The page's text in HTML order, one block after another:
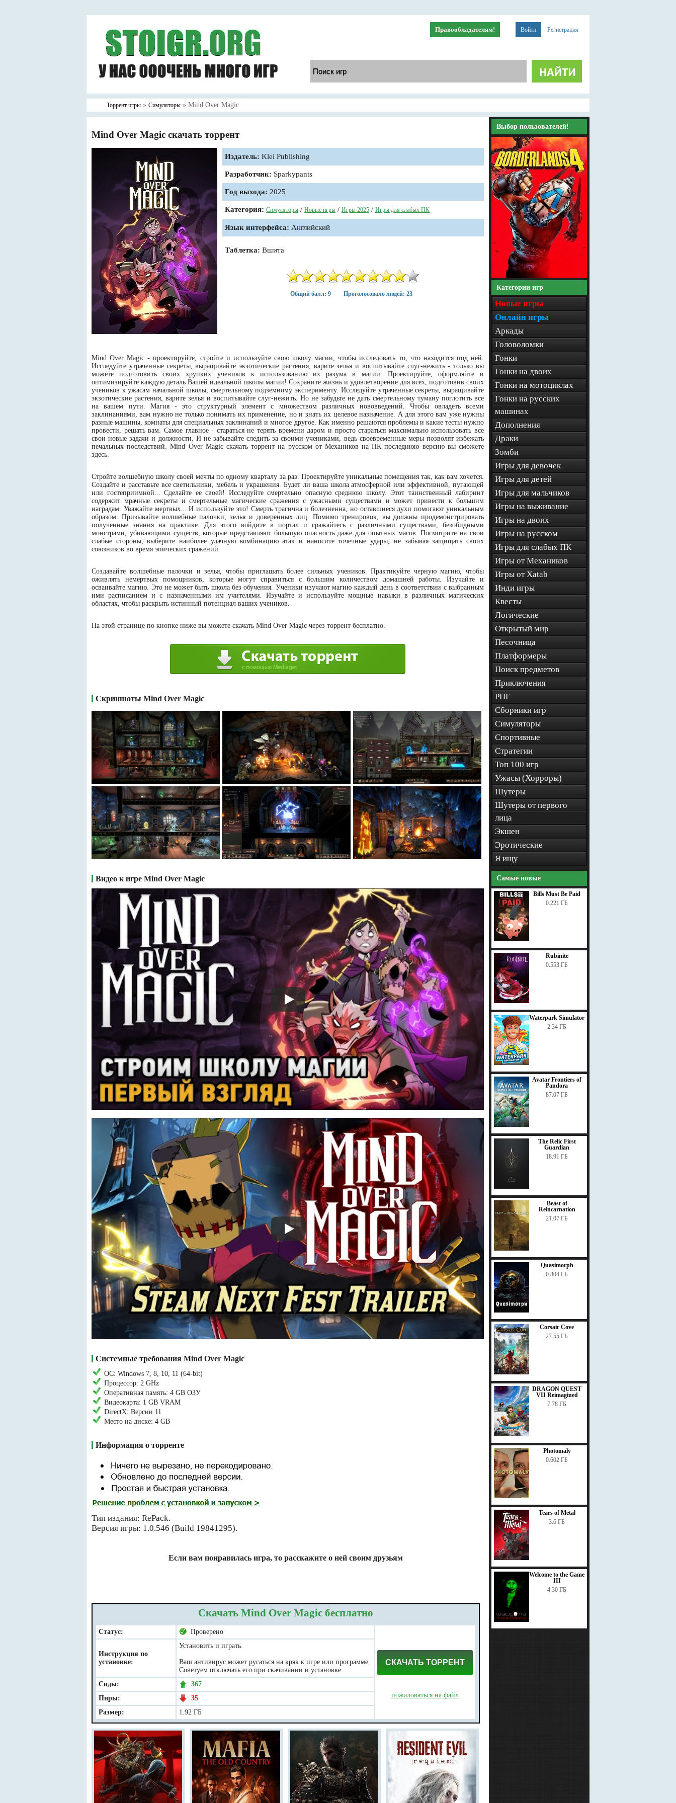
Войти Регистрация
Правообладателям!
Торрент игры » Симуляторы » Mind Over Magic
Mind Over Magic скачать торрент
Издатель: Klei Publishing
Разработчик: Sparkypants
Год выхода: 2025
Категория: Симуляторы / Новые игры / Игры 2025 / Игры для слабых ПК
Язык интерфейса: Английский
Таблетка: Вшита
Общий балл: 9 Проголосовало людей: 23
Mind Over Magic - проектируйте, стройте и используйте свою школу магии, чтобы исследовать то, что находится под ней.
Исследуйте утраченные секреты, выращивайте экзотические растения, варите зелья и воспитывайте слуг-нежить - только вы
можете подготовить своих хрупких учеников к использованию их разума в магии. Проектируйте, оформляйте и
оптимизируйте каждую деталь Вашей идеальной школы магии! Сохраните жизнь и удовлетворение для всех, подготовив своих
учеников к ужасам начальной школы, смертельному подземному эксперименту. Исследуйте утраченные секреты, выращивайте
экзотические растения, варите зелья и воспитывайте слуг-нежить. Но не забудьте не дать смертельному туману поглотить все
на вашем пути. Магия - это структурный элемент с множеством различных нововведений. Чтобы овладеть всеми
заклинаниями, вам нужно не только понимать их применение, но и знать их целевое назначение. А для этого вам уже нужны
разные машины, комнаты для специальных заклинаний и многое другое. Как именно решаются проблемы и какие тесты нужно
провести, решать вам. Самое главное - стараться не терять времени даром и просто стараться максимально использовать все
свои новые задачи и должности. И не забывайте следить за своими учениками, ведь своевременные меры позволят избежать
печальных последствий. Mind Over Magic скачать торрент на русском от Механиков на ПК последнюю версию вы сможете
здесь.
Стройте волшебную школу своей мечты по одному кварталу за раз. Проектируйте уникальные помещения так, как вам хочется.
Создайте и расставьте все светильники, мебель и украшения. Будет ли ваша школа атмосферной или эффективной, пугающей
или гостеприимной... Сделайте ее своей! Исследуйте смертельно опасную среднюю школу. Этот таинственный лабиринт
содержит мрачные секреты и смертельные магические сражения с ужасными существами и может привести к большим
наградам. Уважайте мертвых... И используйте это! Смерть трагична и болезненна, но оставшиеся духи помогают уникальным
образом. Призывайте волшебные палочки, зелья и доверенных лиц. Помимо тренировок, вы должны продемонстрировать
полученные знания на практике. Для этого войдите в портал и сражайтесь с различными существами, безобидными
монстрами, убивающими существ, которые представляют большую опасность даже для опытных магов. Посмотрите на свои
слабые стороны, выберите наиболее удачную комбинацию атак и наносите точечные удары, не забывая защищать своих
союзников во время эпических сражений.
Создавайте волшебные палочки и зелья, чтобы приглашать более сильных учеников. Практикуйте черную магию, чтобы
оживлять немертвых помощников, которые могут справиться с большим количеством домашней работы. Изучайте и
осваивайте магию. Это не может быть школа без обучения. Ученики изучают магию каждый день в соответствии с выбранным
ими расписанием и с назначенными им учителями. Изучайте и используйте мощные навыки в различных магических
областях, чтобы раскрыть истинный потенциал ваших учеников.
На этой странице по кнопке ниже вы можете скачать Mind Over Magic через торрент бесплатно.
Скриншоты Mind Over Magic
Видео к игре Mind Over Magic
Системные требования Mind Over Magic
ОС: Windows 7, 8, 10, 11 (64-bit)
Процессор: 2 GHz
Оперативная память: 4 GB ОЗУ
Видеокарта: 1 GB VRAM
DirectX: Версии 11
Место на диске: 4 GB
Информация о торренте
Тип издания: RePack.
Версия игры: 1.0.546 (Build 19841295).
Если вам понравилась игра, то расскажите о ней своим друзьям
Скачать Mind Over Magic бесплатно
Статус: Проверено
СКАЧАТЬ ТОРРЕНТ
пожаловаться на файл
Инструкция по
установке:
Установить и играть.
Ваш антивирус может ругаться на кряк к игре или программе.
Советуем отключать его при скачивании и установке.
Сиды:
367
Пиры:
35
Размер:
1.92 ГБ
Выбор пользователей!
Категории игр
Новые игры
Онлайн игры
Аркады
Головоломки
Гонки
Гонки на двоих
Гонки на мотоциклах
Гонки на русских
машинах
Дополнения
Драки
Зомби
Игры для девочек
Игры для детей
Игры для мальчиков
Игры на выживание
Игры на двоих
Игры на русском
Игры для слабых ПК
Игры от Механиков
Игры от Xatab
Инди игры
Квесты
Логические
Открытый мир
Песочница
Платформеры
Поиск предметов
Приключения
РПГ
Сборники игр
Симуляторы
Спортивные
Стратегии
Топ 100 игр
Ужасы (Хорроры)
Шутеры
Шутеры от первого
лица
Экшен
Эротические
Я ищу
Самые новые
Bills Must Be Paid
0.221 ГБ
Rubinite
0.553 ГБ
Waterpark Simulator
2.34 ГБ
Avatar Frontiers of
Pandora
87.07 ГБ
The Relic First
Guardian
18.91 ГБ
Beast of
Reincarnation
21.07 ГБ
Quasimorph
0.804 ГБ
Corsair Cove
27.55 ГБ
DRAGON QUEST
VII Reimagined
7.78 ГБ
Photomaly
0.602 ГБ
Tears of Metal
3.6 ГБ
Welcome to the Game
III
4.30 ГБ